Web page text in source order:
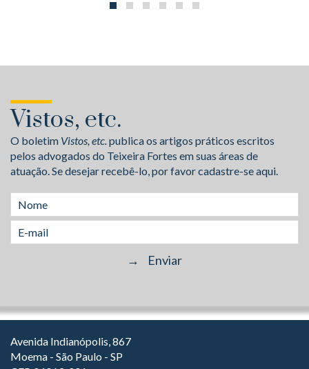
Vistos, etc.
O boletim Vistos, etc.publica os artigos práticos escritos
pelos advogados do Teixeira Fortes em suas áreas de
atuação. Se desejar recebê-lo, por favor cadastre-se aqui.
Avenida Indianópolis, 867
Moema - São Paulo - SP